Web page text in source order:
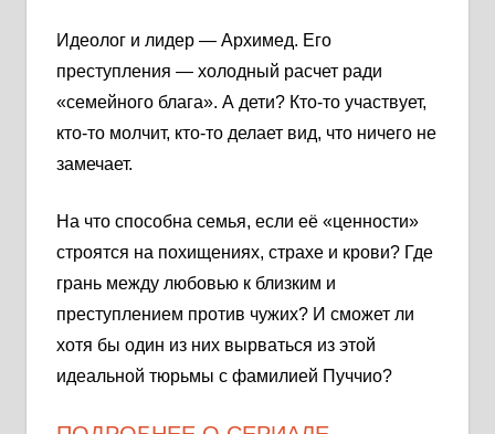
Идеолог и лидер — Архимед. Его
преступления — холодный расчет ради
«семейного блага». А дети? Кто-то участвует,
кто-то молчит, кто-то делает вид, что ничего не
замечает.
На что способна семья, если её «ценности»
строятся на похищениях, страхе и крови? Где
грань между любовью к близким и
преступлением против чужих? И сможет ли
хотя бы один из них вырваться из этой
идеальной тюрьмы с фамилией Пуччио?